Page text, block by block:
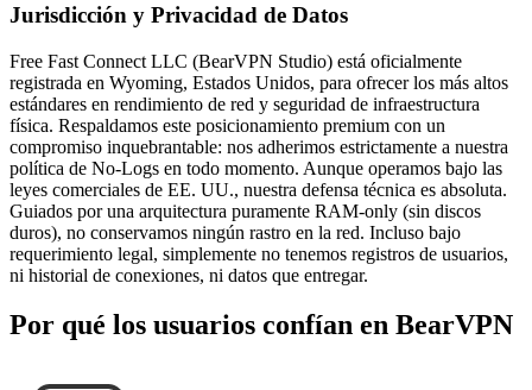
Jurisdicción y Privacidad de Datos
Free Fast Connect LLC (BearVPN Studio) está oficialmente
registrada en Wyoming, Estados Unidos, para ofrecer los más altos
estándares en rendimiento de red y seguridad de infraestructura
física. Respaldamos este posicionamiento premium con un
compromiso inquebrantable: nos adherimos estrictamente a nuestra
política de No-Logs en todo momento. Aunque operamos bajo las
leyes comerciales de EE. UU., nuestra defensa técnica es absoluta.
Guiados por una arquitectura puramente RAM-only (sin discos
duros), no conservamos ningún rastro en la red. Incluso bajo
requerimiento legal, simplemente no tenemos registros de usuarios,
ni historial de conexiones, ni datos que entregar.
Por qué los usuarios confían en BearVPN